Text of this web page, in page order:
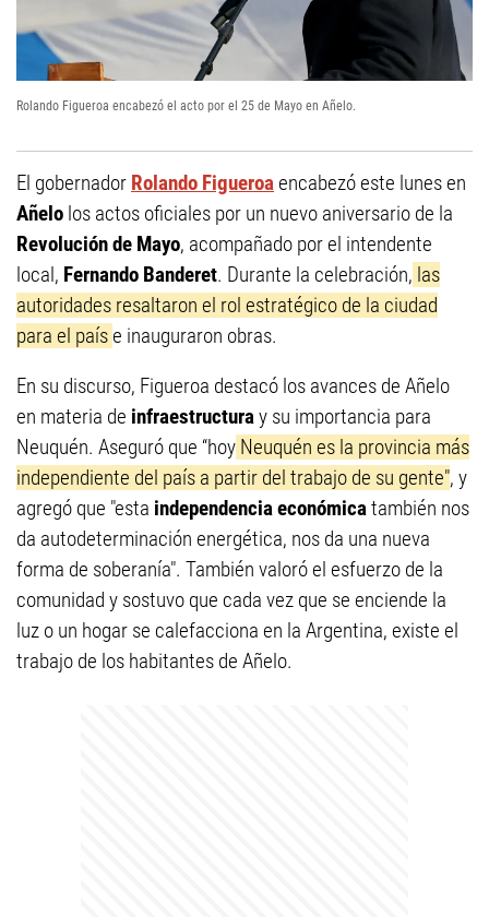
Rolando Figueroa encabezó el acto por el 25 de Mayo en Añelo.
El gobernador Rolando Figueroaencabezó este lunes en
Añelo los actos oficiales por un nuevo aniversario de la
Revolución de Mayo, acompañado por el intendente
local, Fernando Banderet. Durante la celebración, las
autoridades resaltaron el rol estratégico de la ciudad
para el paíse inauguraron obras.
En su discurso, Figueroa destacó los avances de Añelo
en materia de infraestructuray su importancia para
Neuquén. Aseguró que “hoy Neuquén es la provincia más
independiente del país a partir del trabajo de su gente", y
agregó que "esta independencia económicatambién nos
da autodeterminación energética, nos da una nueva
forma de soberanía". También valoró el esfuerzo de la
comunidad y sostuvo que cada vez que se enciende la
luz o un hogar se calefacciona en la Argentina, existe el
trabajo de los habitantes de Añelo.